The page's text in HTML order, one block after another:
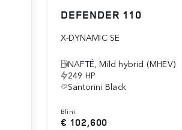
DEFENDER 110
X-DYNAMIC SE
NAFTË, Mild hybrid (MHEV)
249 HP
Santorini Black
blini
€ 102,600